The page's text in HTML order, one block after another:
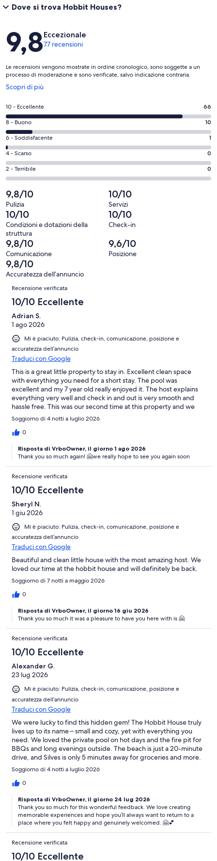
Dove si trova Hobbit Houses?
Recensioni
9,8Eccezionale
77 recensioni
Le recensioni vengono mostrate in ordine cronologico, sono soggette a un
processo di moderazione e sono verificate, salvo indicazione contraria.
Scopri di più
Apertura
un’altra
finestra
Valutazione
di
10
-
Eccellente.
66
su
77
recensioni
10 - Eccellente 66
Valutazione
di
8
-
Buono.
10
77
recensioni
8 - Buono 10
Valutazione
di
6
-
Soddisfacente.
1
su
77
recensioni
6 - Soddisfacente 1
Valutazione
di
4
Scarso.
0
su
77
recensioni
4 - Scarso 0
Valutazione
di
2
-
Terribile.
0
su
77
recensioni
2 - Terribile 0
9,8/10
Pulizia
10/10
Servizi
10/10
Condizioni e dotazioni della
struttura
10/10
Check-in
9,8/10
Comunicazione
9,6/10
Posizione
9,8/10
Accuratezza dell’annuncio
Recensioni
Recensione verificata
10/10 Eccellente
Adrian S.
1 ago 2026
Mi è piaciuto: Pulizia, check-in, comunicazione, posizione e
accuratezza dell’annuncio
Traduci con Google
This is a great little property to stay in. Excellent clean space
with everything you need for a short stay. The pool was
excellent and my 7 year old really enjoyed it. The host explains
everything very well and check in and out is very smooth and
hassle free. This was our second time at this property and we
would come back again.
Soggiorno di 4 notti a luglio 2026
0
Risposta di VrboOwner, il giorno 1 ago 2026
Thank you so much again! 🤗we really hope to see you again soon
Recensione verificata
10/10 Eccellente
Sheryl N.
1 giu 2026
Mi è piaciuto: Pulizia, check-in, comunicazione, posizione e
accuratezza dell’annuncio
Traduci con Google
Beautiful and clean little house with the most amazing host. We
loved our time at the hobbit house and will definitely be back.
Soggiorno di 7 notti a maggio 2026
0
Risposta di VrboOwner, il giorno 16 giu 2026
Thank you so much it was a pleasure to have you here with is 🤗
Recensione verificata
10/10 Eccellente
Alexander G.
23 lug 2026
Mi è piaciuto: Pulizia, check-in, comunicazione, posizione e
accuratezza dell’annuncio
Traduci con Google
We were lucky to find this hidden gem! The Hobbit House truly
lives up to its name – small and cozy, yet with everything you
need. We loved the private pool on hot days and the fire pit for
BBQs and long evenings outside. The beach is just a 20-minute
drive, and Silves is only 5 minutes away for groceries and more.
Catia was a wonderful host and made sure nothing was missing.
We enjoyed every minute – highly recommended!
Soggiorno di 4 notti a luglio 2026
0
Risposta di VrboOwner, il giorno 24 lug 2026
Thank you so much for this wonderful feedback. We love creating
memorable experiences and hope you’ll always want to return to a
place where you felt happy and genuinely welcomed. 🤗💕
Recensione verificata
10/10 Eccellente